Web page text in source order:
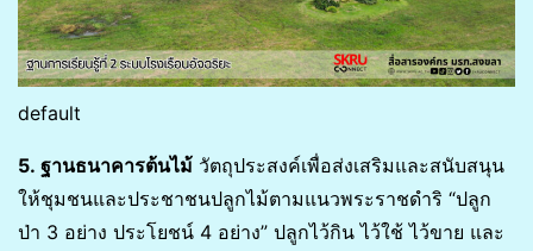
default
5. ฐานธนาคารต้นไม้ วัตถุประสงค์เพื่อส่งเสริมและสนับสนุน
ให้ชุมชนและประชาชนปลูกไม้ตามแนวพระราชดำริ “ปลูก
ป่า 3 อย่าง ประโยชน์ 4 อย่าง” ปลูกไว้กิน ไว้ใช้ ไว้ขาย และ